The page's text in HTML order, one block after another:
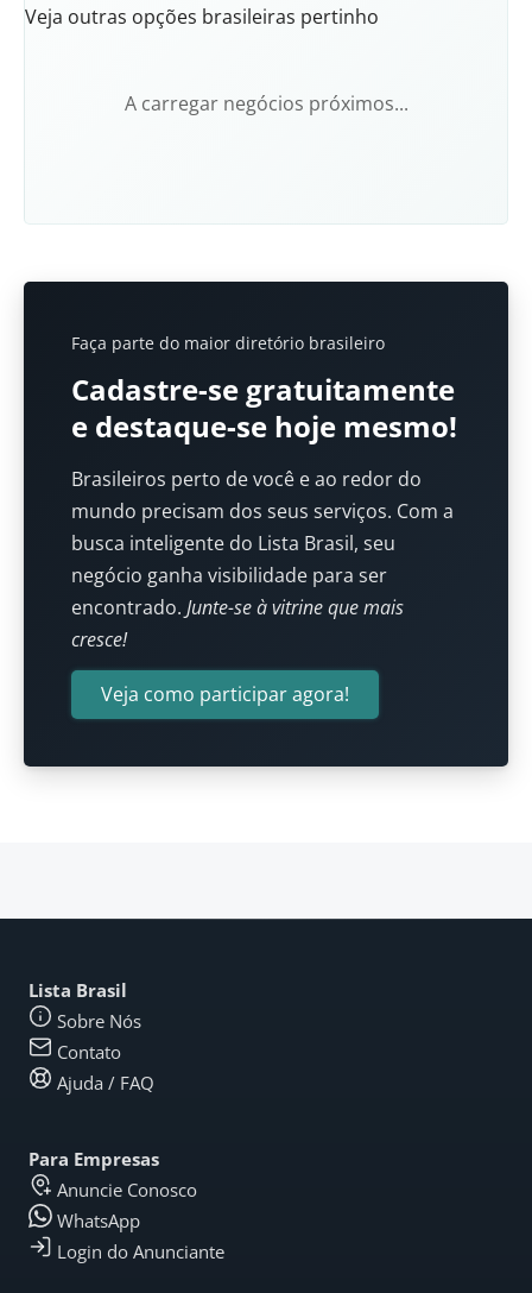
Veja outras opções brasileiras pertinho
A carregar negócios próximos...
Faça parte do maior diretório brasileiro
Cadastre-se gratuitamente
e destaque-se hoje mesmo!
Brasileiros perto de você e ao redor do
mundo precisam dos seus serviços. Com a
busca inteligente do Lista Brasil, seu
negócio ganha visibilidade para ser
encontrado. Junte-se à vitrine que mais
cresce!
Veja como participar agora!
Lista Brasil
Sobre Nós
Contato
Ajuda / FAQ
Para Empresas
Anuncie Conosco
WhatsApp
Login do Anunciante